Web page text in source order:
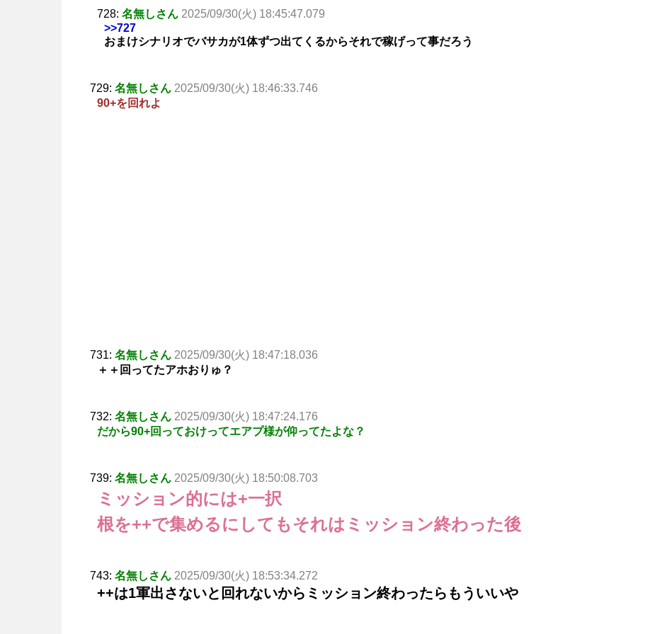
728: 名無しさん 2025/09/30(火) 18:45:47.079
>>727
おまけシナリオでバサカが1体ずつ出てくるからそれで稼げって事だろう
729: 名無しさん 2025/09/30(火) 18:46:33.746
90+を回れよ
731: 名無しさん 2025/09/30(火) 18:47:18.036
＋＋回ってたアホおりゅ？
732: 名無しさん 2025/09/30(火) 18:47:24.176
だから90+回っておけってエアプ様が仰ってたよな？
739: 名無しさん 2025/09/30(火) 18:50:08.703
ミッション的には+一択
根を++で集めるにしてもそれはミッション終わった後
743: 名無しさん 2025/09/30(火) 18:53:34.272
++は1軍出さないと回れないからミッション終わったらもういいや